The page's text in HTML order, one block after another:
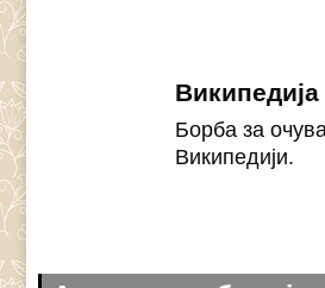
Борба за
Википедији.